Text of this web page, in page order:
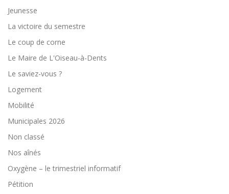
Jeunesse
La victoire du semestre
Le coup de corne
Le Maire de L'Oiseau-à-Dents
Le saviez-vous ?
Logement
Mobilité
Municipales 2026
Non classé
Nos aînés
Oxygène – le trimestriel informatif
Pétition